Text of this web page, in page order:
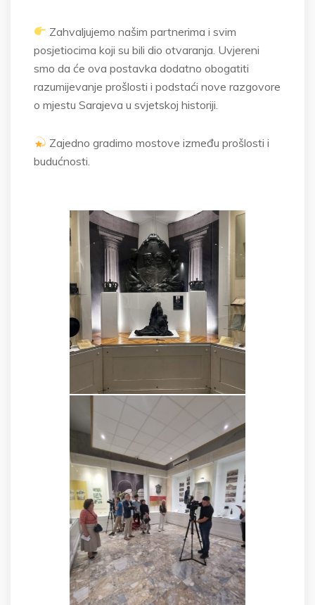
Zahvaljujemo našim partnerima i svim
posjetiocima koji su bili dio otvaranja. Uvjereni
smo da će ova postavka dodatno obogatiti
razumijevanje prošlosti i podstaći nove razgovore
o mjestu Sarajeva u svjetskoj historiji.
Zajedno gradimo mostove između prošlosti i
budućnosti.